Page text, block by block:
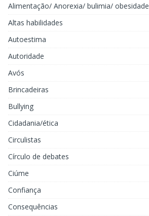
Alimentação/ Anorexia/ bulimia/ obesidade
Altas habilidades
Autoestima
Autoridade
Avós
Brincadeiras
Bullying
Cidadania/ética
Circulistas
Círculo de debates
Ciúme
Confiança
Consequências